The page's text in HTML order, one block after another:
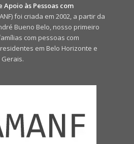
às Pessoas com
foi criada em 2002, a partir da
Bueno Belo, nosso primeiro
com pessoas com
em Belo Horizonte e